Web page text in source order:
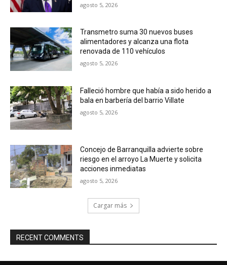
agosto 5, 2026
Transmetro suma 30 nuevos buses
alimentadores y alcanza una flota
renovada de 110 vehículos
agosto 5, 2026
Falleció hombre que había a sido herido a
bala en barbería del barrio Villate
agosto 5, 2026
Concejo de Barranquilla advierte sobre
riesgo en el arroyo La Muerte y solicita
acciones inmediatas
agosto 5, 2026
Cargar más
RECENT COMMENTS